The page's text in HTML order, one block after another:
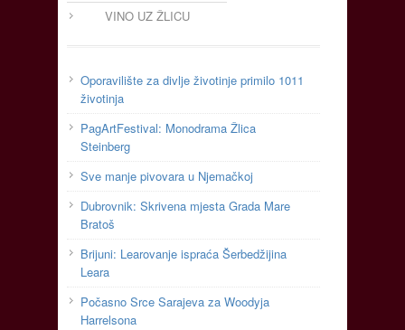
VINO UZ ŽLICU
Oporavilište za divlje životinje primilo 1011
životinja
PagArtFestival: Monodrama Žlica
Steinberg
Sve manje pivovara u Njemačkoj
Dubrovnik: Skrivena mjesta Grada Mare
Bratoš
Brijuni: Learovanje ispraća Šerbedžijina
Leara
Počasno Srce Sarajeva za Woodyja
Harrelsona